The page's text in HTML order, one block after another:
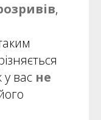
,
у вас не